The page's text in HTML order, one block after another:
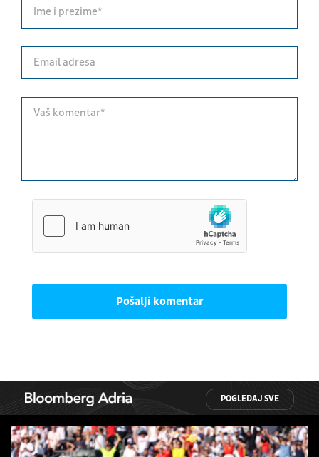
Pošalji komentar
POGLEDAJ SVE